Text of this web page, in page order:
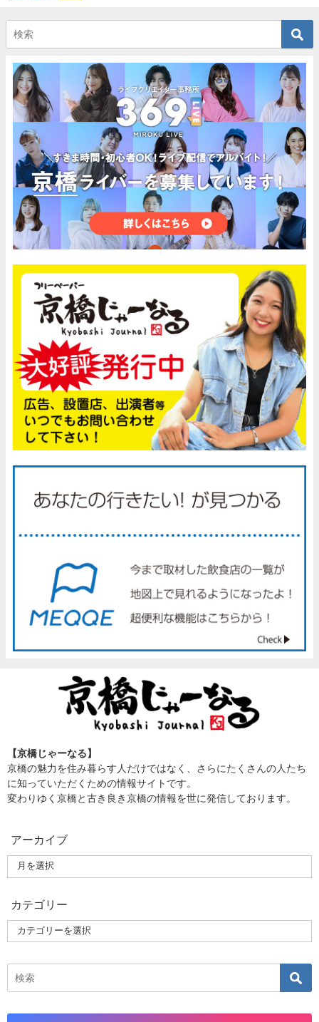
【京橋じゃーなる】
京橋の魅力を住み暮らす人だけではなく、さらにたくさんの人たち
に知っていただくための情報サイトです。
変わりゆく京橋と古き良き京橋の情報を世に発信しております。
アーカイブ
カテゴリー